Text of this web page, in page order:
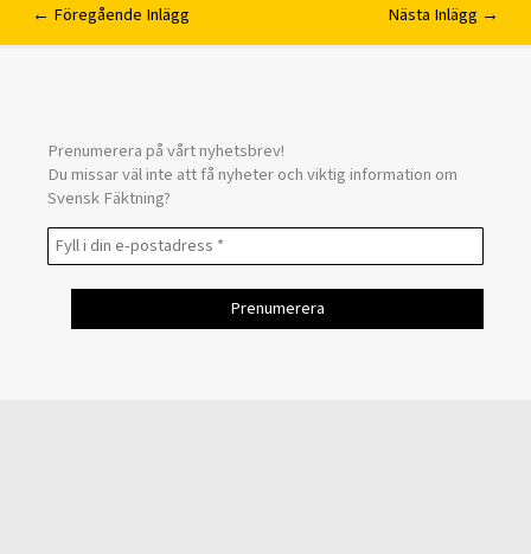
← Föregående Inlägg Nästa Inlägg →
Prenumerera på vårt nyhetsbrev!
Du missar väl inte att få nyheter och viktig information om
Svensk Fäktning?